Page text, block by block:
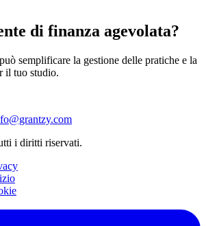
di finanza agevolata?
semplificare la gestione delle pratiche e la
il tuo studio.
i diritti riservati.